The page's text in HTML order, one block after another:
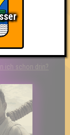
ich schon drin?